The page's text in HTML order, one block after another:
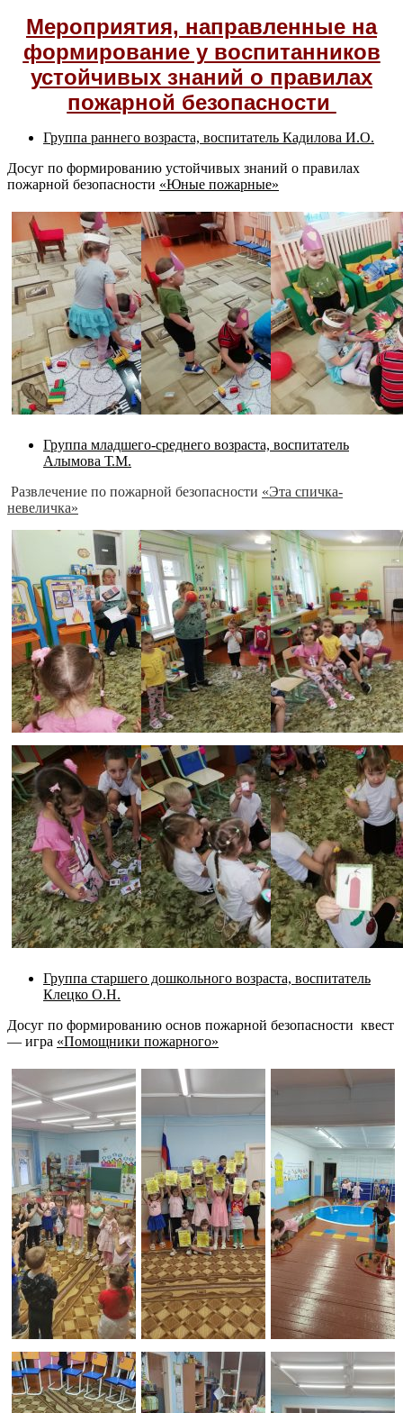
Мероприятия, направленные на
формирование у воспитанников
устойчивых знаний о правилах
пожарной безопасности
Группа раннего возраста, воспитатель Кадилова И.О.
Досуг по формированию устойчивых знаний о правилах
пожарной безопасности «Юные пожарные»
Группа младшего-среднего возраста, воспитатель
Алымова Т.М.
Развлечение по пожарной безопасности «Эта спичка-
невеличка»
Группа старшего дошкольного возраста, воспитатель
Клецко О.Н.
Досуг по формированию основ пожарной безопасности квест
— игра «Помощники пожарного»